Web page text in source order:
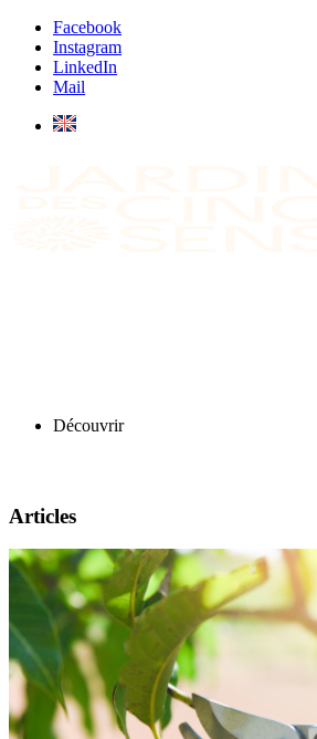
Facebook
Instagram
LinkedIn
Mail
Découvrir
Présentation
Informations pratiques
Articles